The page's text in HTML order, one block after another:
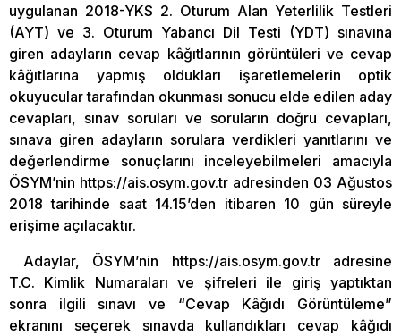
uygulanan 2018-YKS 2. Oturum Alan Yeterlilik Testleri
(AYT) ve 3. Oturum Yabancı Dil Testi (YDT) sınavına
giren adayların cevap kâğıtlarının görüntüleri ve cevap
kâğıtlarına yapmış oldukları işaretlemelerin optik
okuyucular tarafından okunması sonucu elde edilen aday
cevapları, sınav soruları ve soruların doğru cevapları,
sınava giren adayların sorulara verdikleri yanıtlarını ve
değerlendirme sonuçlarını inceleyebilmeleri amacıyla
ÖSYM’nin https://ais.osym.gov.tr adresinden 03 Ağustos
2018 tarihinde saat 14.15’den itibaren 10 gün süreyle
erişime açılacaktır.
Adaylar, ÖSYM’nin https://ais.osym.gov.tr adresine
T.C. Kimlik Numaraları ve şifreleri ile giriş yaptıktan
sonra ilgili sınavı ve “Cevap Kâğıdı Görüntüleme”
ekranını seçerek sınavda kullandıkları cevap kâğıdı